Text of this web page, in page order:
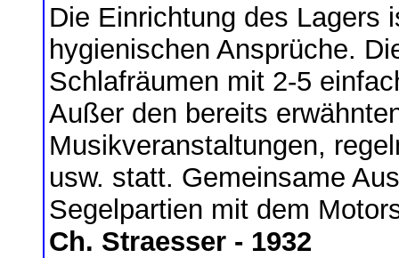
Die Einrichtung des Lagers
hygienischen Ansprüche.
Schlafräumen mit 2-5
Außer den bereits
Musikveranstaltungen,
usw. statt. Gemeinsame
Segelpartien mit dem
Ch. Straesser - 1932